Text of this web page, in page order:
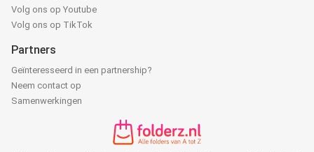
Volg ons op Youtube
Volg ons op TikTok
Partners
Geïnteresseerd in een partnership?
Neem contact op
Samenwerkingen